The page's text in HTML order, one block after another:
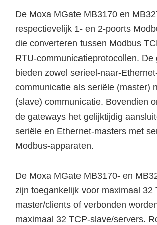
De Moxa MGate MB3170 en
respectievelijk 1- en 2-poorts
die converteren tussen Modbus
RTU-communicatieprotocollen. De
bieden zowel serieel-naar-
communicatie als seriële (master)
(slave) communicatie. Bovendien
de gateways het gelijktijdig
seriële en Ethernet-masters met
Modbus-apparaten.
De Moxa MGate MB3170- en
zijn toegankelijk voor maximaal 32
master/clients of verbonden
maximaal 32 TCP-slave/servers.